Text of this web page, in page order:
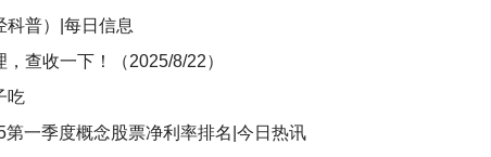
科普）|每日信息
查收一下！（2025/8/22）
吃
一季度概念股票净利率排名|今日热讯